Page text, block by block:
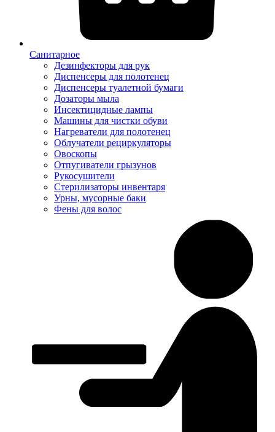
Санитарное
Дезинфекторы для рук
Диспенсеры для полотенец
Диспенсеры туалетной бумаги
Дозаторы мыла
Инсектицидные лампы
Машины для чистки обуви
Нагреватели для полотенец
Облучатели рециркуляторы
Овоскопы
Отпугиватели грызунов
Рукосушители
Стерилизаторы инвентаря
Урны, мусорные баки
Фены для волос